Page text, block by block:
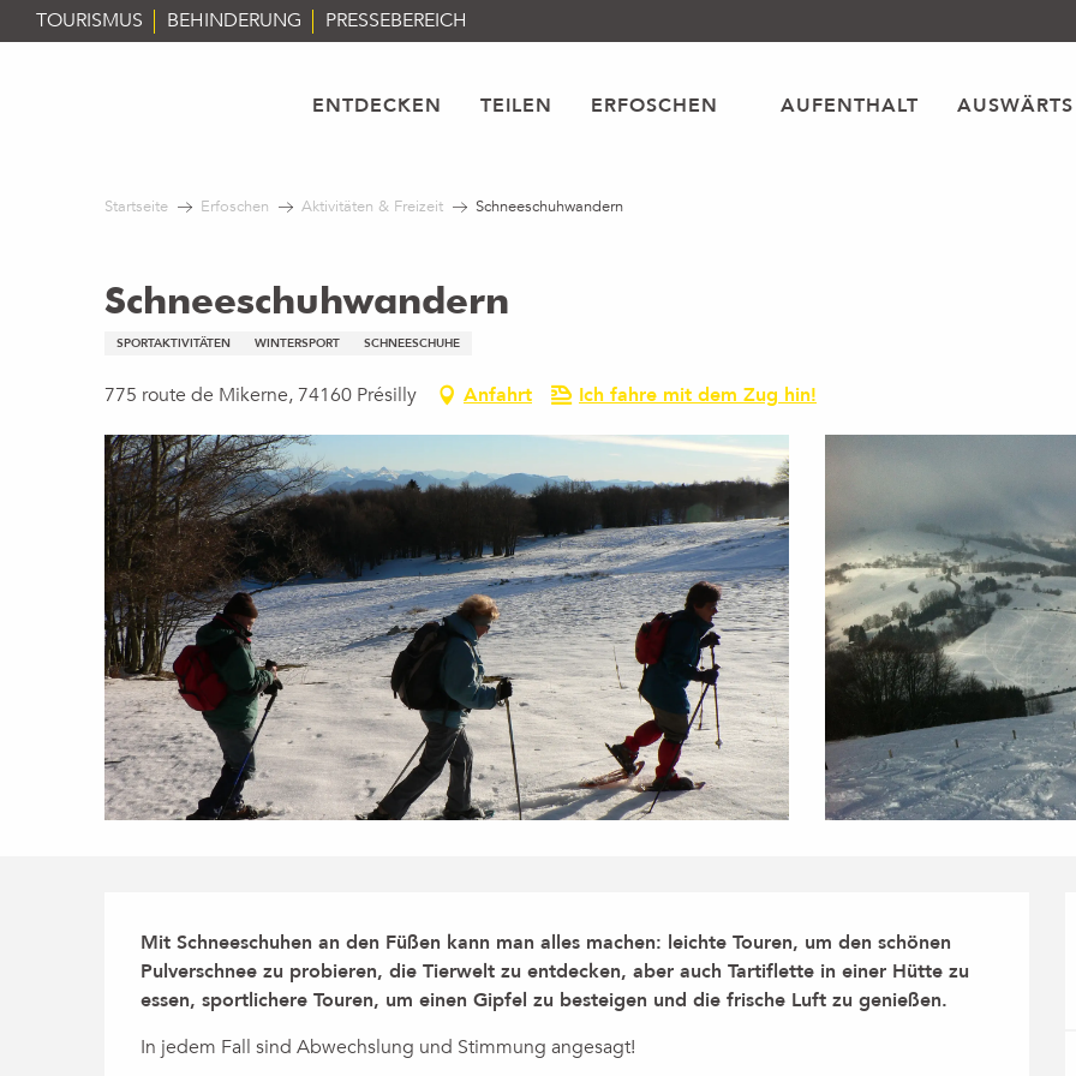
Aller
au
TOURISMUS BEHINDERUNG PRESSEBEREICH
ENTDECKEN TEILEN ERFOSCHEN AUFENTHALT
Startseite Erfoschen Aktivitäten & Freizeit Schneeschuhwandern
Schneeschuhwandern
SPORTAKTIVITÄTEN WINTERSPORT SCHNEESCHUHE
775 route de Mikerne, 74160 Présilly Anfahrt Ich fahre mit dem Zug hin!
Beschreibung
Mit Schneeschuhen an den Füßen kann man alles machen: leichte Touren, um den schönen
Pulverschnee zu probieren, die Tierwelt zu entdecken, aber auch Tartiflette in einer Hütte zu
essen, sportlichere Touren, um einen Gipfel zu besteigen und die frische Luft zu genießen.
In jedem Fall sind Abwechslung und Stimmung angesagt!